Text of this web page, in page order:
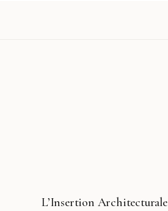
AVANT
L’Insertion Architecturale